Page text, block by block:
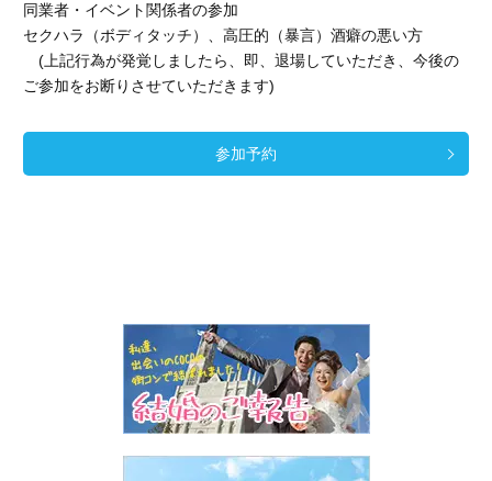
同業者・イベント関係者の参加
セクハラ（ボディタッチ）、高圧的（暴言）酒癖の悪い方
(上記行為が発覚しましたら、即、退場していただき、今後の
ご参加をお断りさせていただきます)
参加予約